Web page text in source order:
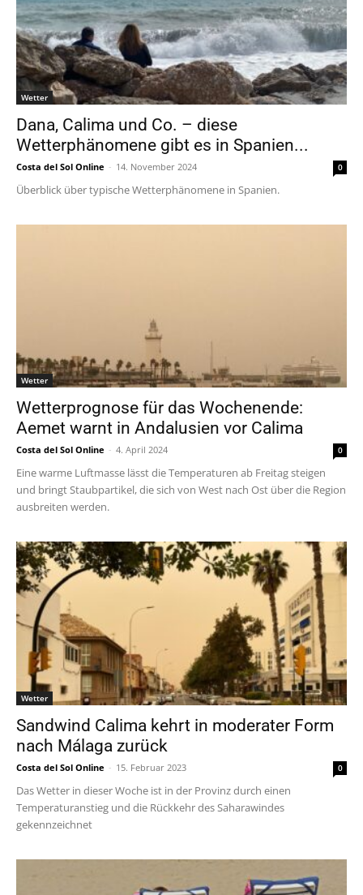
Wetter
Dana, Calima und Co. – diese
Wetterphänomene gibt es in Spanien...
Costa del Sol Online - 14. November 2024 0
Überblick über typische Wetterphänomene in Spanien.
Wetter
Wetterprognose für das Wochenende:
Aemet warnt in Andalusien vor Calima
Costa del Sol Online - 4. April 2024 0
Eine warme Luftmasse lässt die Temperaturen ab Freitag steigen
und bringt Staubpartikel, die sich von West nach Ost über die Region
ausbreiten werden.
Wetter
Sandwind Calima kehrt in moderater Form
nach Málaga zurück
Costa del Sol Online - 15. Februar 2023 0
Das Wetter in dieser Woche ist in der Provinz durch einen
Temperaturanstieg und die Rückkehr des Saharawindes
gekennzeichnet